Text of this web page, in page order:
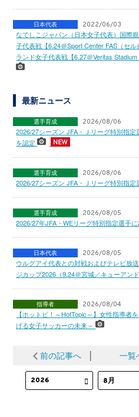
日本代表 2022/06/03
なでしこジャパン（日本女子代表）国際
子代表戦【6.24＠Sport Center FAS（セ
ランド女子代表戦【6.27＠Veritas
最新ニュース
選手育成 2026/08/06
2026/27シーズン JFA・Ｊリーグ特別指定
を認定
選手育成 2026/08/06
2026/27シーズン JFA・Ｊリーグ特別指
選手育成 2026/08/05
2026/27年JFA・WEリーグ特別指定選手
日本代表 2026/08/05
ウルグアイ代表との対戦およびテレビ放
ジカップ2026（9.24＠宮城／キューアン
指導者 2026/08/04
【ホットピ！～HotTopic～】女性指導者
げる女子サッカーの未来～
前の記事へ 一覧